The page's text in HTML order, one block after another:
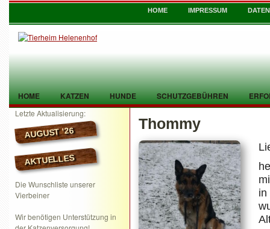
HOME IMPRESSUM
HOME KATZEN HUNDE SCHUTZGEBÜHREN
TIER GEFUNDEN KONTAKT
Letzte Aktualisierung:
AUGUST ’26
AKTUELLES
Die Wunschliste unserer
Vierbeiner
Wir benötigen Unterstützung in
Thommy
in